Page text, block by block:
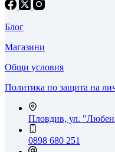
Блог
Магазини
Общи условия
Политика по защита на
Пловдив, ул. "Любен
0898 680 251